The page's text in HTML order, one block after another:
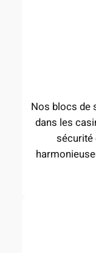
Nos blocs de
dans les
sécurité